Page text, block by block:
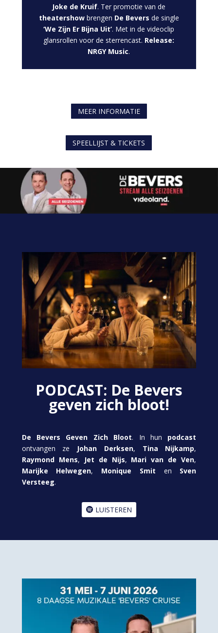
Joke de Kruif. Ter promotie van de
theatershowbrengen De Bevers de single
‘We Zijn Er Bijna Uit’. Met in de videoclip
glansrollen voor de sterrencast. Release:
NRGY Music.
MEER INFORMATIE
SPEELLIJST & TICKETS
PODCAST: De Bevers
geven zich bloot!
De Bevers Geven Zich Bloot. In hun podcast
ontvangen ze Johan Derksen, Tina Nijkamp,
Raymond Mens, Jet de Nijs, Mari van de Ven,
Marijke Helwegen, Monique Smit en Sven
Versteeg.
LUISTEREN